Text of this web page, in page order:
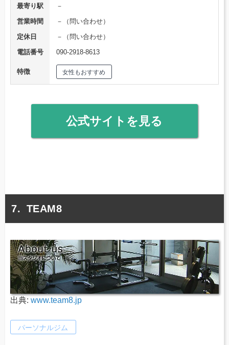
最寄り駅
－
営業時間
－（問い合わせ）
定休日
－（問い合わせ）
電話番号
090-2918-8613
特徴 女性もおすすめ
公式サイトを見る
TEAM8
出典: www.team8.jp
パーソナルジム